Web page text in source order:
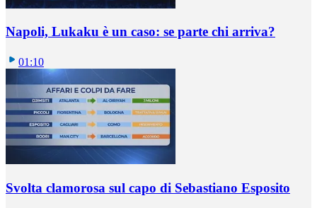
Napoli, Lukaku è un caso: se parte chi arriva?
01:10
Svolta clamorosa sul capo di Sebastiano Esposito